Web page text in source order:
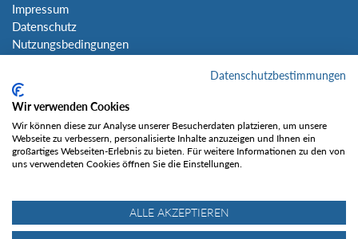
Impressum
Datenschutz
Nutzungsbedingungen
Social Media
Gefällt mir
Datenschutzbestimmungen
Wir verwenden Cookies
Wir können diese zur Analyse unserer Besucherdaten platzieren, um unsere
Webseite zu verbessern, personalisierte Inhalte anzuzeigen und Ihnen ein
großartiges Webseiten-Erlebnis zu bieten. Für weitere Informationen zu den von
uns verwendeten Cookies öffnen Sie die Einstellungen.
ALLE AKZEPTIEREN